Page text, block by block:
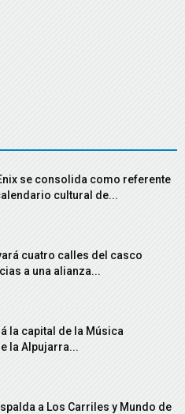
se consolida como referente
cultural de...
cuatro calles del casco
a una alianza...
la capital de la Música
la Alpujarra...
a Los Carriles y Mundo de